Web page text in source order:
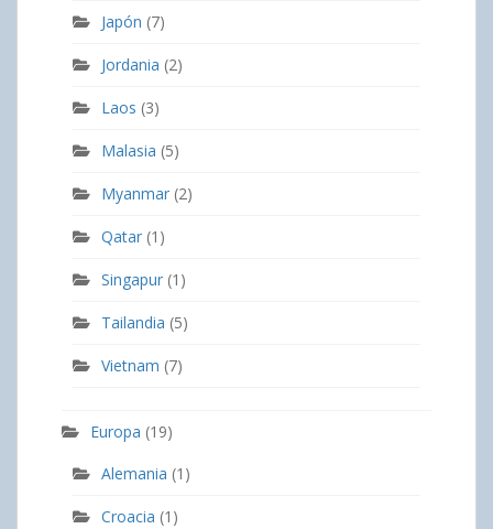
Japón (7)
Jordania (2)
Laos (3)
Malasia (5)
Myanmar (2)
Qatar (1)
Singapur (1)
Tailandia (5)
Vietnam (7)
Europa (19)
Alemania (1)
Croacia (1)